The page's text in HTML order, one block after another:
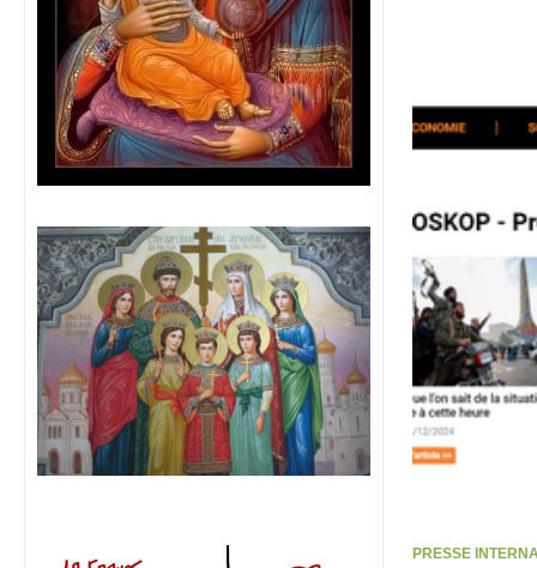
PRESSE